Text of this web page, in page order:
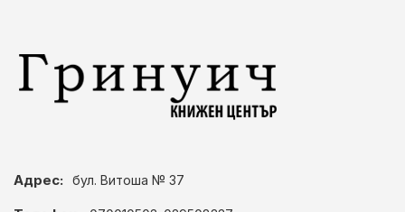
Адрес: бул. Витоша № 37